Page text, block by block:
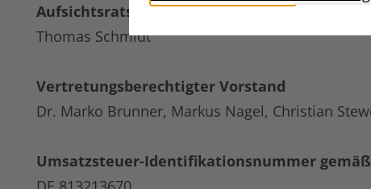
Aufsichtsratsvorsitzender
Thomas Schmidt
Vertretungsberechtigter Vorstand
Dr. Marko Brunner, Markus Nagel, Christian
Umsatzsteuer-Identifikationsnummer gemäß